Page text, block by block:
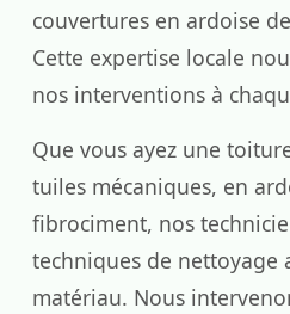
couvertures en ardoise
Cette expertise locale
nos interventions à
Que vous ayez une
tuiles mécaniques, en
fibrociment, nos
techniques de nettoyage
matériau. Nous